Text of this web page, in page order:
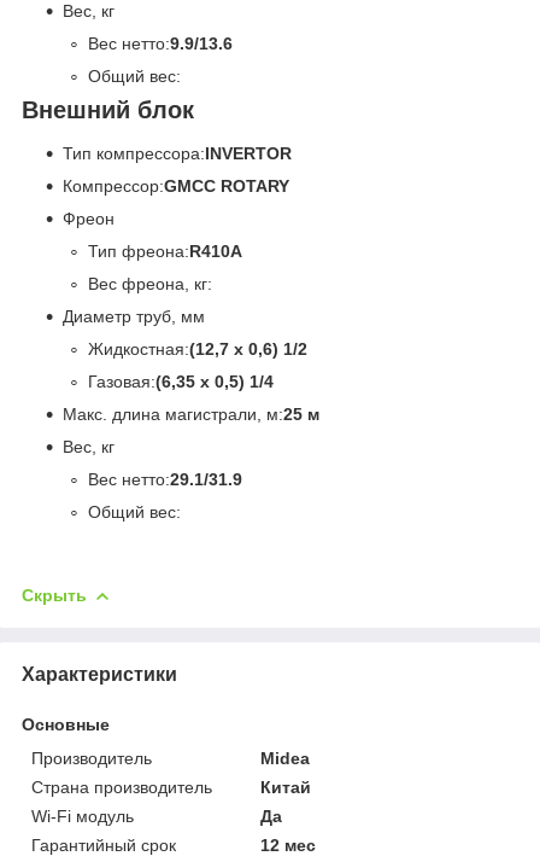
Вес, кг
Вес нетто:9.9/13.6
Общий вес:
Внешний блок
Тип компрессора:INVERTOR
Компрессор:GMCC ROTARY
Фреон
Тип фреона:R410А
Вес фреона, кг:
Диаметр труб, мм
Жидкостная:(12,7 х 0,6) 1/2
Газовая:(6,35 х 0,5) 1/4
Макс. длина магистрали, м:25 м
Вес, кг
Вес нетто:29.1/31.9
Общий вес:
Скрыть
Характеристики
Основные
Производитель
Midea
Страна производитель
Китай
Wi-Fi модуль
Да
Гарантийный срок
12 мес